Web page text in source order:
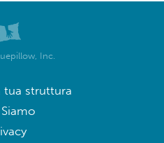
Inc.
tua struttura